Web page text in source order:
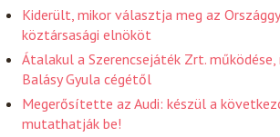
Kiderült, mikor választja meg az
köztársasági elnököt
Átalakul a Szerencsejáték Zrt.
Balásy Gyula cégétől
Megerősítette az Audi: készül a
mutathatják be!